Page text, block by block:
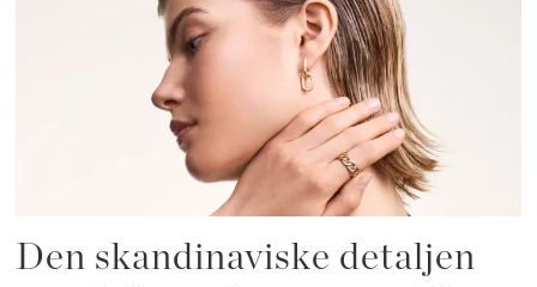
Den skandinaviske detaljen